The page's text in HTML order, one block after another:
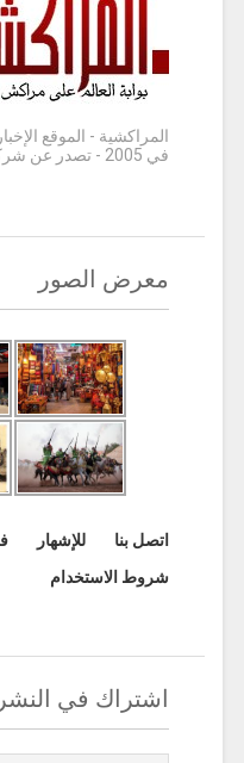
المراكشية - الموقع
في 2005 - تصدر عن شركة IMAR MED-SARL
معرض الصور
اتصل بنا للإشهار
شروط الاستخدام
اشتراك في